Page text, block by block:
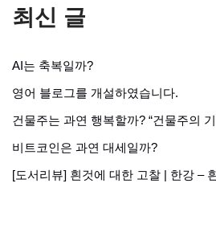
최신 글
AI는 축복일까?
영어 블로그를 개설하였습니다.
건물주는 과연 행복할까? “건물주의
비트코인은 과연 대세일까?
[도서리뷰] 흰것에 대한 고찰 | 한강 –